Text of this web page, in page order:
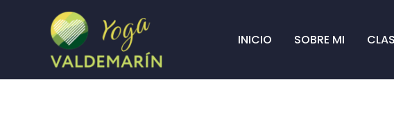
contenido
INICIO SOBRE MI